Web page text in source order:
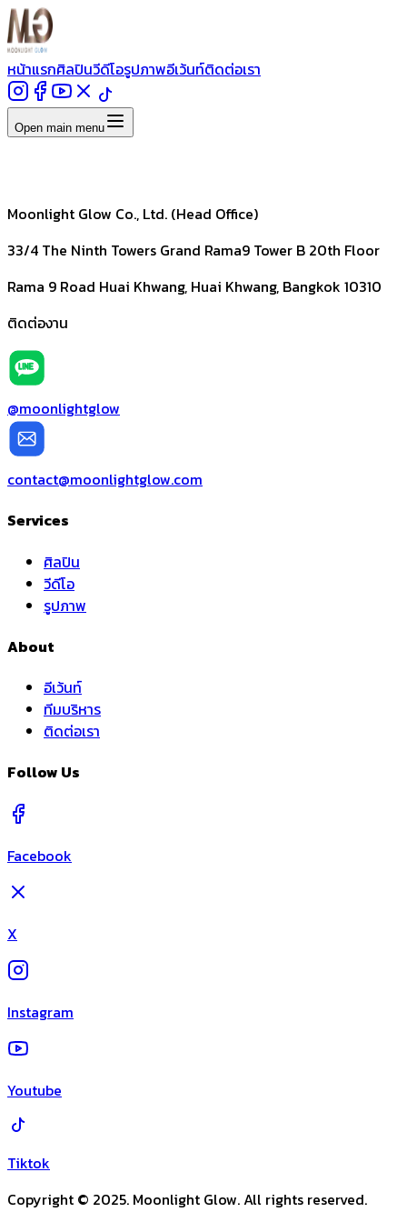
หน้าแรกศิลปินวีดีโอรูปภาพอีเว้นท์ติดต่อเรา
Open main menu
Moonlight Glow Co., Ltd. (Head Office)
33/4 The Ninth Towers Grand Rama9 Tower B 20th Floor
Rama 9 Road Huai Khwang, Huai Khwang, Bangkok 10310
ติดต่องาน
@moonlightglow
contact@moonlightglow.com
Services
ศิลปิน
วีดีโอ
รูปภาพ
About
อีเว้นท์
ทีมบริหาร
ติดต่อเรา
Follow Us
Facebook
X
Instagram
Youtube
Tiktok
Copyright © 2025. Moonlight Glow. All rights reserved.